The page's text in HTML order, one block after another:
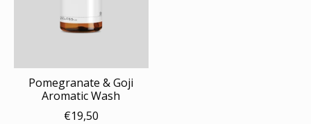
Pomegranate & Goji
Aromatic Wash
€19,50